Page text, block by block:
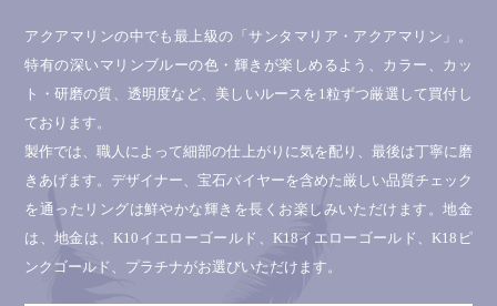
アクアマリンの中でも最上級の「サンタマリア・アクアマリン」。
特有の深いマリンブルーの色・輝きが楽しめるよう、カラー、カッ
ト・研磨の質、透明度など、美しいルースを1粒ずつ厳選して買付し
ております。
製作では、職人によって細部の仕上がりに気を配り、最後は丁寧に磨
きあげます。デザイナー、宝石バイヤーを含めた厳しい品質チェック
を通ったリングは鮮やかな輝きを長くお楽しみいただけます。地金
は、地金は、K10イエローゴールド、K18イエローゴールド、K18ピ
ンクゴールド、プラチナがお選びいただけます。